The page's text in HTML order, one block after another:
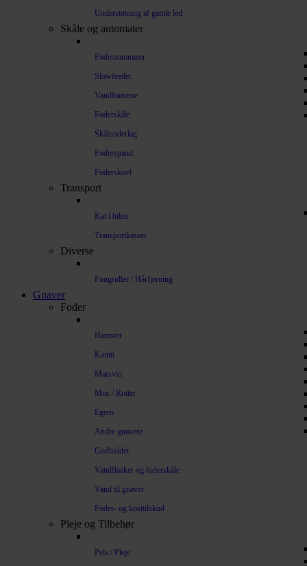
Understøtning af gamle led
Skåle og automater
Foderautomater
Slowfeeder
Vandfontæne
Foderskåle
Skålunderlag
Foderspand
Foderskovl
Transport
Kat i bilen
Transportkasser
Diverse
Fnugruller / Hårfjerning
Gnaver
Foder
Hamster
Kanin
Marsvin
Mus / Rotter
Egern
Andre gnavere
Godbidder
Vandflasker og foderskåle
Vand til gnaver
Foder- og kosttilskud
Pleje og Tilbehør
Pels / Pleje